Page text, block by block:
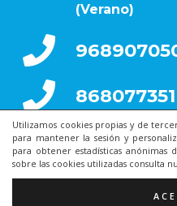
Utilizamos cookies propias y de
para mantener la sesión y
para obtener estadísticas anónimas
sobre las cookies utilizadas consulta
(Verano)
868077351